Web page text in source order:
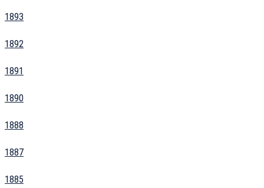
1893
1892
1891
1890
1888
1887
1885